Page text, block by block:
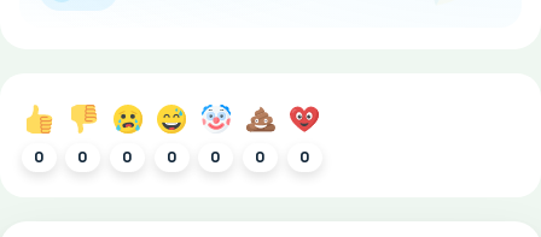
0 0 0 0 0 0 0